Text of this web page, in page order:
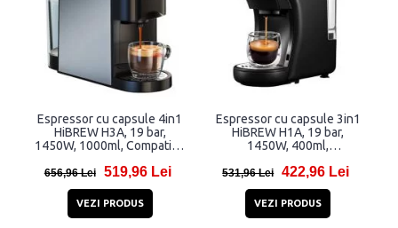
Espressor cu capsule 4in1
HiBREW H3A, 19 bar,
1450W, 1000ml, Compatibil
Dolce Gusto si cafea
656,96 Lei 519,96 Lei
VEZI PRODUS
Espressor cu capsule 3in1
HiBREW H1A, 19 bar,
1450W, 400ml,
capsule Nespresso, Dolce
Negru
531,96 Lei 422,96 Lei
VEZI PRODUS